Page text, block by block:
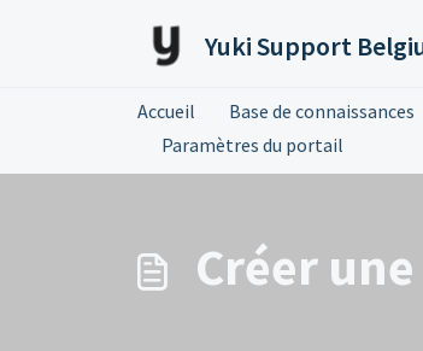
Yuki Support
Accueil Base de connaissances
Paramètres du portail
Créer